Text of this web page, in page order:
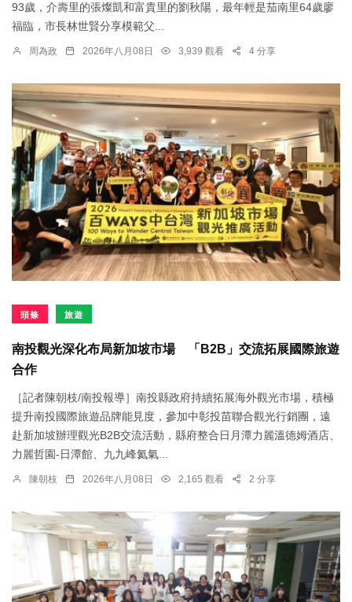
93歲，介壽里的張燦凱和富貴里的劉秋陽，最年輕是茄南里64歲廖
福臨，市長林世賢分享模範父...
周為政 2026年八月08日 3,939 觀看 4 分享
頭條 旅遊
南投觀光深化布局新加坡市場 「B2B」交流拓展國際旅遊
合作
［記者陳朝枝/南投報導］南投縣政府持續拓展海外觀光市場，積極
提升南投國際旅遊品牌能見度，參加中彰投苗聯合觀光行銷團，遠
赴新加坡辦理觀光B2B交流活動，縣府整合日月潭力麗溫德姆酒店、
力麗哲園-日潭館、九九峰氦氣...
陳朝枝 2026年八月08日 2,165 觀看 2 分享